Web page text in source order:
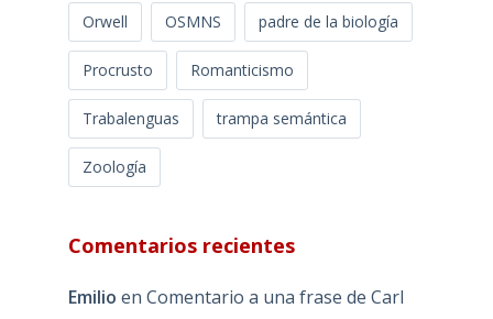
Orwell OSMNS padre de la biología
Procrusto Romanticismo
Trabalenguas trampa semántica
Zoología
Comentarios recientes
Emilio en Comentario a una frase de Carl